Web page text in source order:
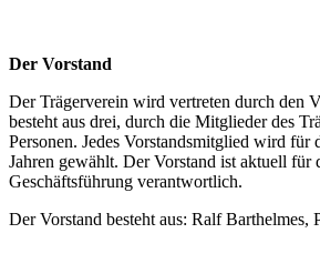
Der Vorstand
Der Trägerverein wird vertreten durch den
besteht aus drei, durch die Mitglieder des
Personen. Jedes Vorstandsmitglied wird für
Jahren gewählt. Der Vorstand ist aktuell für
Geschäftsführung verantwortlich.
Der Vorstand besteht aus: Ralf Barthelmes,